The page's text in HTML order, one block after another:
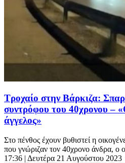
Τροχαίο στην Βάρκιζα:
συντρόφου του 40χρονου –
άγγελος»
Στο πένθος έχουν βυθιστεί η
που γνώριζαν τον 40χρονο άνδρα, ο
17:36 | Δευτέρα 21 Αυγούστου 2023